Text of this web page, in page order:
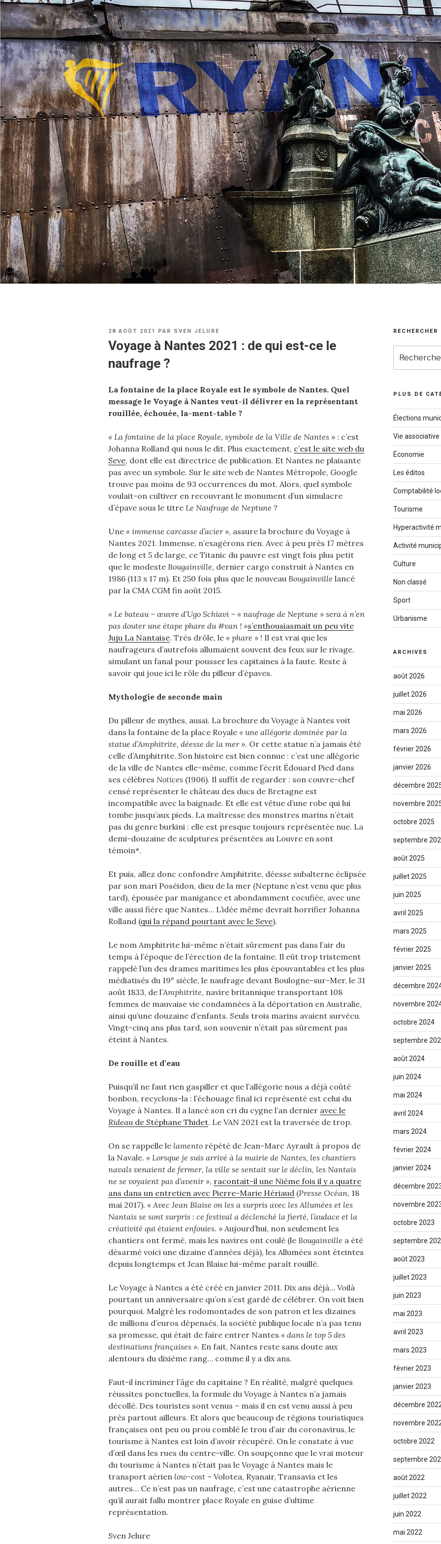
PUBLIÉ
28 AOÛT 2021 PAR SVEN JELURE
Voyage à Nantes 2021 : de qui est-ce le
naufrage ?
La fontaine de la place Royale est le symbole de Nantes. Quel
message le Voyage à Nantes veut-il délivrer en la représentant
rouillée, échouée, la-ment-table ?
« La fontaine de la place Royale, symbole de la Ville de Nantes » : c’est
Johanna Rolland qui nous le dit. Plus exactement, c’est le site web du
Seve, dont elle est directrice de publication. Et Nantes ne plaisante
pas avec un symbole. Sur le site web de Nantes Métropole, Google
trouve pas moins de 93 occurrences du mot. Alors, quel symbole
voulait-on cultiver en recouvrant le monument d’un simulacre
d’épave sous le titre Le Naufrage de Neptune ?
Une « immense carcasse d’acier », assure la brochure du Voyage à
Nantes 2021. Immense, n’exagérons rien. Avec à peu près 17 mètres
de long et 5 de large, ce Titanic du pauvre est vingt fois plus petit
que le modeste Bougainville, dernier cargo construit à Nantes en
1986 (113 x 17 m). Et 250 fois plus que le nouveau Bougainville lancé
par la CMA CGM fin août 2015.
« Le bateau – œuvre d’Ugo Schiavi – « naufrage de Neptune » sera à n’en
pas douter une étape phare du #van ! »s’enthousiasmait un peu vite
Juju La Nantaise. Très drôle, le « phare » ! Il est vrai que les
naufrageurs d’autrefois allumaient souvent des feux sur le rivage,
simulant un fanal pour pousser les capitaines à la faute. Reste à
savoir qui joue ici le rôle du pilleur d’épaves.
Mythologie de seconde main
Du pilleur de mythes, aussi. La brochure du Voyage à Nantes voit
dans la fontaine de la place Royale « une allégorie dominée par la
statue d’Amphitrite, déesse de la mer ». Or cette statue n’a jamais été
celle d’Amphitrite. Son histoire est bien connue : c’est une allégorie
de la ville de Nantes elle-même, comme l’écrit Édouard Pied dans
ses célèbres Notices (1906). Il suffit de regarder : son couvre-chef
censé représenter le château des ducs de Bretagne est
incompatible avec la baignade. Et elle est vêtue d’une robe qui lui
tombe jusqu’aux pieds. La maîtresse des monstres marins n’était
pas du genre burkini : elle est presque toujours représentée nue. La
demi-douzaine de sculptures présentées au Louvre en sont
témoin*.
Et puis, allez donc confondre Amphitrite, déesse subalterne éclipsée
par son mari Poséidon, dieu de la mer (Neptune n’est venu que plus
tard), épousée par manigance et abondamment cocufiée, avec une
ville aussi fière que Nantes… L’idée même devrait horrifier Johanna
Rolland (qui la répand pourtant avec le Seve).
Le nom Amphitrite lui-même n’était sûrement pas dans l’air du
temps à l’époque de l’érection de la fontaine. Il eût trop tristement
rappelé l’un des drames maritimes les plus épouvantables et les plus
médiatisés du 19e siècle, le naufrage devant Boulogne-sur-Mer, le 31
août 1833, de l’Amphitrite, navire britannique transportant 108
femmes de mauvaise vie condamnées à la déportation en Australie,
ainsi qu’une douzaine d’enfants. Seuls trois marins avaient survécu.
Vingt-cinq ans plus tard, son souvenir n’était pas sûrement pas
éteint à Nantes.
De rouille et d’eau
Puisqu’il ne faut rien gaspiller et que l’allégorie nous a déjà coûté
bonbon, recyclons-la : l’échouage final ici représenté est celui du
Voyage à Nantes. Il a lancé son cri du cygne l’an dernier avec le
Rideau de Stéphane Thidet. Le VAN 2021 est la traversée de trop.
On se rappelle le lamento répété de Jean-Marc Ayrault à propos de
la Navale. « Lorsque je suis arrivé à la mairie de Nantes, les chantiers
navals venaient de fermer, la ville se sentait sur le déclin, les Nantais
ne se voyaient pas d’avenir », racontait-il une Nième fois il y a quatre
ans dans un entretien avec Pierre-Marie Hériaud (Presse Océan, 18
mai 2017). « Avec Jean Blaise on les a surpris avec les Allumées et les
Nantais se sont surpris : ce festival a déclenché la fierté, l’audace et la
créativité qui étaient enfouies. » Aujourd’hui, non seulement les
chantiers ont fermé, mais les navires ont coulé (le Bougainville a été
désarmé voici une dizaine d’années déjà), les Allumées sont éteintes
depuis longtemps et Jean Blaise lui-même paraît rouillé.
Le Voyage à Nantes a été créé en janvier 2011. Dix ans déjà… Voilà
pourtant un anniversaire qu’on s’est gardé de célébrer. On voit bien
pourquoi. Malgré les rodomontades de son patron et les dizaines
de millions d’euros dépensés, la société publique locale n’a pas tenu
sa promesse, qui était de faire entrer Nantes « dans le top 5 des
destinations françaises ». En fait, Nantes reste sans doute aux
alentours du dixième rang… comme il y a dix ans.
Faut-il incriminer l’âge du capitaine ? En réalité, malgré quelques
réussites ponctuelles, la formule du Voyage à Nantes n’a jamais
décollé. Des touristes sont venus – mais il en est venu aussi à peu
près partout ailleurs. Et alors que beaucoup de régions touristiques
françaises ont peu ou prou comblé le trou d’air du coronavirus, le
tourisme à Nantes est loin d’avoir récupéré. On le constate à vue
d’œil dans les rues du centre-ville. On soupçonne que le vrai moteur
du tourisme à Nantes n’était pas le Voyage à Nantes mais le
transport aérien low-cost – Volotea, Ryanair, Transavia et les
autres… Ce n’est pas un naufrage, c’est une catastrophe aérienne
qu’il aurait fallu montrer place Royale en guise d’ultime
représentation.
Sven Jelure
RECHERCHER
pour
PLUS DE
Élections
Vie associative
Économie
Les éditos
Comptabilité
Tourisme
Hyperactivité
Activité
Culture
Non classé
Sport
Urbanisme
ARCHIVES
août 2026
juillet 2026
mai 2026
mars 2026
février 2026
janvier 2026
décembre
novembre
octobre 2025
septembre
août 2025
juillet 2025
juin 2025
avril 2025
mars 2025
février 2025
janvier 2025
décembre
novembre
octobre 2024
septembre
août 2024
juin 2024
mai 2024
avril 2024
mars 2024
février 2024
janvier 2024
décembre
novembre
octobre 2023
septembre
août 2023
juillet 2023
juin 2023
mai 2023
avril 2023
mars 2023
février 2023
janvier 2023
décembre
novembre
octobre 2022
septembre
août 2022
juillet 2022
juin 2022
mai 2022